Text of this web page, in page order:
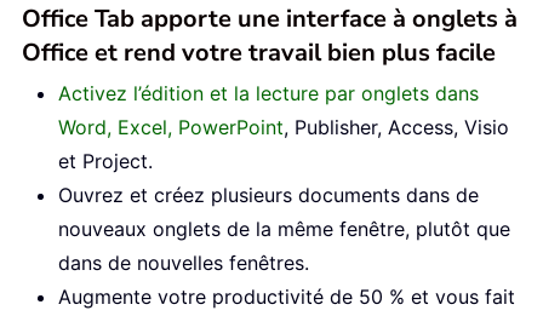
Office Tab apporte une interface à onglets à
Office et rend votre travail bien plus facile
Activez l’édition et la lecture par onglets dans
Word, Excel, PowerPoint, Publisher, Access, Visio
et Project.
Ouvrez et créez plusieurs documents dans de
nouveaux onglets de la même fenêtre, plutôt que
dans de nouvelles fenêtres.
Augmente votre productivité de 50 % et vous fait